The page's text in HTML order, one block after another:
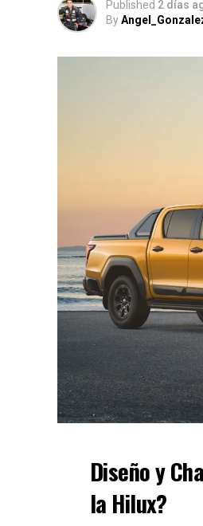
Published 2 días
By
Diseño y
la Hilux?